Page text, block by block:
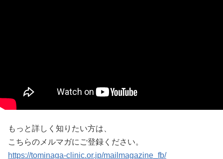
もっと詳しく知りたい方は、
こちらのメルマガにご登録ください。
https://tominaga-clinic.or.jp/mailmagazine_fb/